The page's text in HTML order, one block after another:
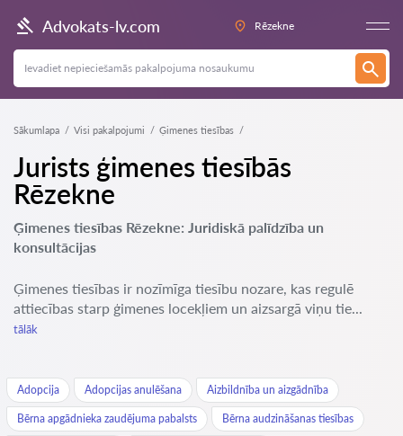
Advokats-lv.com Rēzekne
Sākumlapa Visi pakalpojumi Ģimenes tiesības
Jurists ģimenes tiesībās
Rēzekne
Ģimenes tiesības Rēzekne: Juridiskā palīdzība un
konsultācijas
Ģimenes tiesības ir nozīmīga tiesību nozare, kas regulē
attiecības starp ģimenes locekļiem un aizsargā viņu tie...
tālāk
Adopcija Adopcijas anulēšana Aizbildnība un aizgādnība
Bērna apgādnieka zaudējuma pabalsts Bērna audzināšanas tiesības